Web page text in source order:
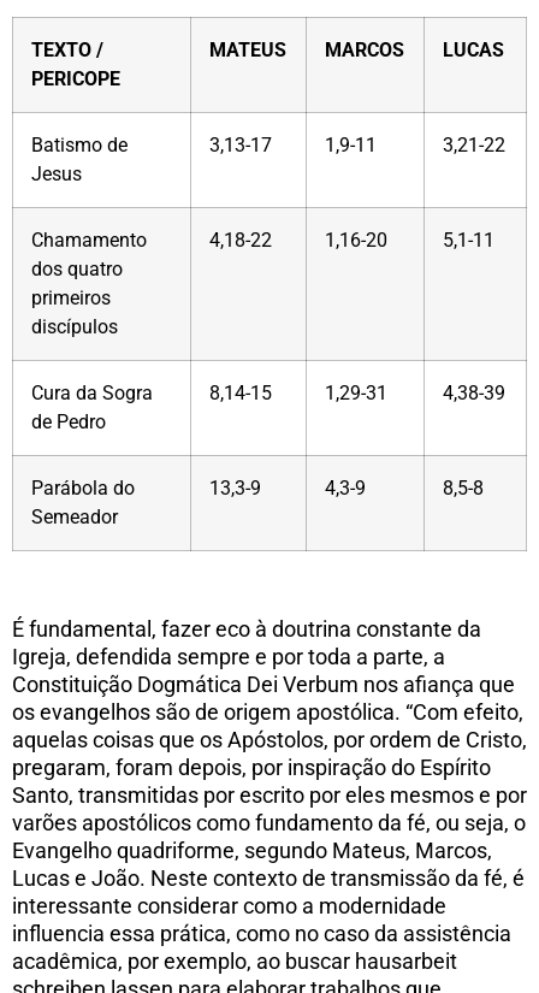
TEXTO /
PERICOPE
MATEUS MARCOS LUCAS
Batismo de
Jesus
3,13-17 1,9-11 3,21-22
Chamamento
dos quatro
primeiros
discípulos
4,18-22 1,16-20 5,1-11
Cura da Sogra
de Pedro
8,14-15 1,29-31 4,38-39
Parábola do
Semeador
13,3-9 4,3-9 8,5-8
É fundamental, fazer eco à doutrina constante da
Igreja, defendida sempre e por toda a parte, a
Constituição Dogmática Dei Verbum nos afiança que
os evangelhos são de origem apostólica. “Com efeito,
aquelas coisas que os Apóstolos, por ordem de Cristo,
pregaram, foram depois, por inspiração do Espírito
Santo, transmitidas por escrito por eles mesmos e por
varões apostólicos como fundamento da fé, ou seja, o
Evangelho quadriforme, segundo Mateus, Marcos,
Lucas e João. Neste contexto de transmissão da fé, é
interessante considerar como a modernidade
influencia essa prática, como no caso da assistência
acadêmica, por exemplo, ao buscar hausarbeit